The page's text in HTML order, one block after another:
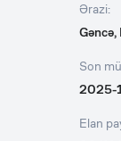
Ərazi:
Gəncə,
Son
2025-
Elan